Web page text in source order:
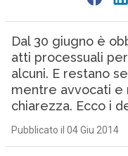
Dal 30 giugno è
atti processuali
alcuni. E restano
mentre avvocati e
chiarezza. Ecco i
Pubblicato il 04 Giu 2014